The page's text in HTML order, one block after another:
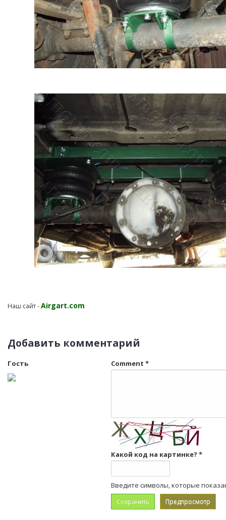
Наш сайт -Airgart.com
Добавить комментарий
Гость Comment *
Какой код на картинке? *
Введите символы, которые